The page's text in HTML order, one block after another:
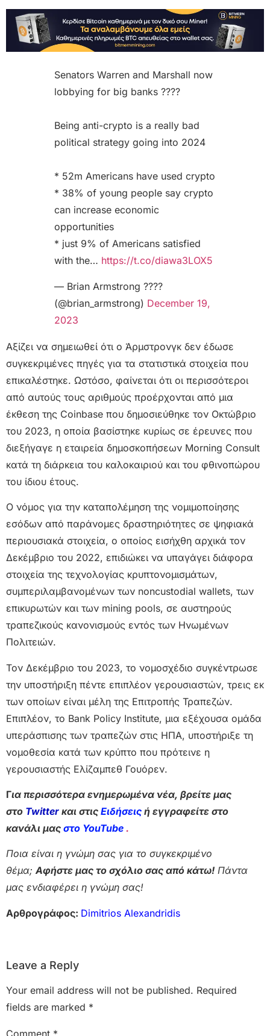
Senators Warren and Marshall now
lobbying for big banks ????
Being anti-crypto is a really bad
political strategy going into 2024
* 52m Americans have used crypto
* 38% of young people say crypto
can increase economic
opportunities
* just 9% of Americans satisfied
with the… https://t.co/diawa3LOX5
— Brian Armstrong ????️
(@brian_armstrong) December 19,
2023
Αξίζει να σημειωθεί ότι ο Άρμστρονγκ δεν έδωσε
συγκεκριμένες πηγές για τα στατιστικά στοιχεία που
επικαλέστηκε. Ωστόσο, φαίνεται ότι οι περισσότεροι
από αυτούς τους αριθμούς προέρχονται από μια
έκθεση της Coinbase που δημοσιεύθηκε τον Οκτώβριο
του 2023, η οποία βασίστηκε κυρίως σε έρευνες που
διεξήγαγε η εταιρεία δημοσκοπήσεων Morning Consult
κατά τη διάρκεια του καλοκαιριού και του φθινοπώρου
του ίδιου έτους.
Ο νόμος για την καταπολέμηση της νομιμοποίησης
εσόδων από παράνομες δραστηριότητες σε ψηφιακά
περιουσιακά στοιχεία, ο οποίος εισήχθη αρχικά τον
Δεκέμβριο του 2022, επιδιώκει να υπαγάγει διάφορα
στοιχεία της τεχνολογίας κρυπτονομισμάτων,
συμπεριλαμβανομένων των noncustodial wallets, των
επικυρωτών και των mining pools, σε αυστηρούς
τραπεζικούς κανονισμούς εντός των Ηνωμένων
Πολιτειών.
Τον Δεκέμβριο του 2023, το νομοσχέδιο συγκέντρωσε
την υποστήριξη πέντε επιπλέον γερουσιαστών, τρεις εκ
των οποίων είναι μέλη της Επιτροπής Τραπεζών.
Επιπλέον, το Bank Policy Institute, μια εξέχουσα ομάδα
υπεράσπισης των τραπεζών στις ΗΠΑ, υποστήριξε τη
νομοθεσία κατά των κρύπτο που πρότεινε η
γερουσιαστής Ελίζαμπεθ Γουόρεν.
Για περισσότερα ενημερωμένα νέα, βρείτε μας
στο Twitter και στις Ειδήσεις ή εγγραφείτε στο
κανάλι μας στο YouTube .
Ποια είναι η γνώμη σας για το συγκεκριμένο
θέμα;Αφήστε μας το σχόλιο σας από κάτω! Πάντα
μας ενδιαφέρει η γνώμη σας!
Αρθρογράφος: Dimitrios Alexandridis
Leave a Reply
Your email address will not be published. Required
fields are marked *